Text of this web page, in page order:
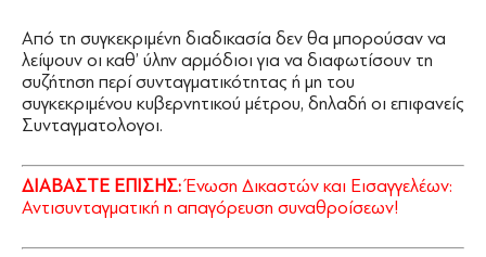
Από τη συγκεκριμένη διαδικασία δεν θα μπορούσαν να
λείψουν οι καθ’ ύλην αρμόδιοι για να διαφωτίσουν τη
συζήτηση περί συνταγματικότητας ή μη του
συγκεκριμένου κυβερνητικού μέτρου, δηλαδή οι επιφανείς
Συνταγματολογοι.
ΔΙΑΒΑΣΤΕ ΕΠΙΣΗΣ: Ένωση Δικαστών και Εισαγγελέων:
Αντισυνταγματική η απαγόρευση συναθροίσεων!